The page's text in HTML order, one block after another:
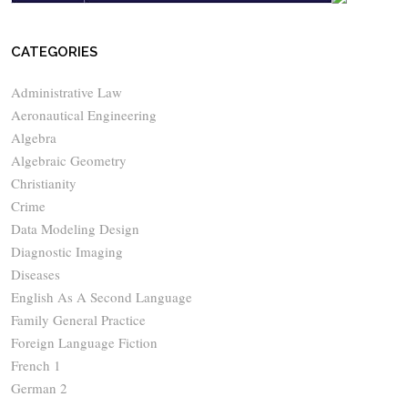
CATEGORIES
Administrative Law
Aeronautical Engineering
Algebra
Algebraic Geometry
Christianity
Crime
Data Modeling Design
Diagnostic Imaging
Diseases
English As A Second Language
Family General Practice
Foreign Language Fiction
French 1
German 2